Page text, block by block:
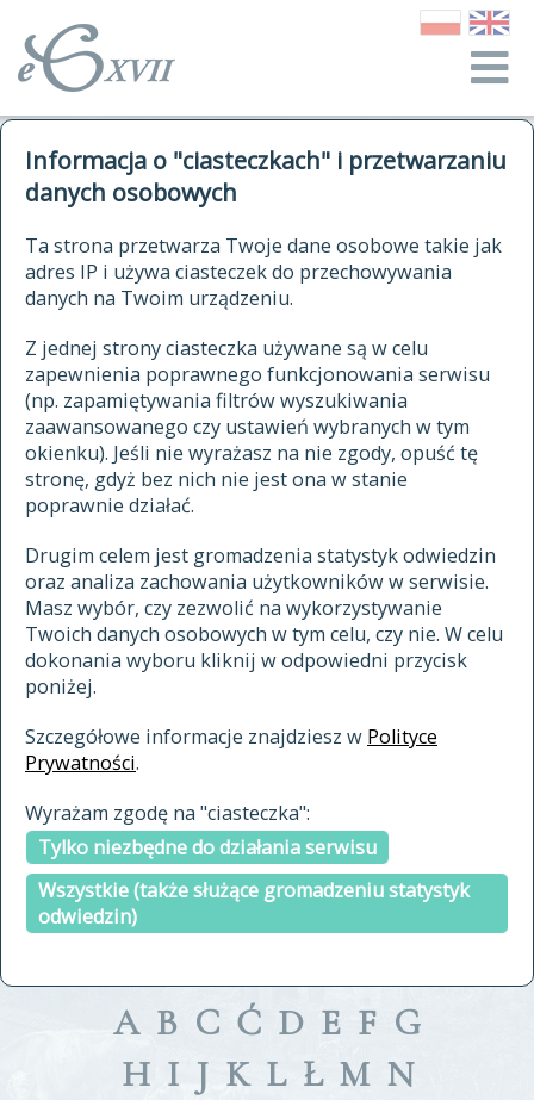
Informacja o "ciasteczkach" i przetwarzaniu
danych osobowych
Ta strona przetwarza Twoje dane osobowe takie jak
adres IP i używa ciasteczek do przechowywania
danych na Twoim urządzeniu.
Z jednej strony ciasteczka używane są w celu
zapewnienia poprawnego funkcjonowania serwisu
(np. zapamiętywania filtrów wyszukiwania
zaawansowanego czy ustawień wybranych w tym
okienku). Jeśli nie wyrażasz na nie zgody, opuść tę
stronę, gdyż bez nich nie jest ona w stanie
poprawnie działać.
Drugim celem jest gromadzenia statystyk odwiedzin
oraz analiza zachowania użytkowników w serwisie.
Masz wybór, czy zezwolić na wykorzystywanie
Twoich danych osobowych w tym celu, czy nie. W celu
dokonania wyboru kliknij w odpowiedni przycisk
poniżej.
Szczegółowe informacje znajdziesz w Polityce
Prywatności.
Wyrażam zgodę na "ciasteczka":
Tylko niezbędne do działania serwisu
Wszystkie (także służące gromadzeniu statystyk
odwiedzin)
autorzy Słownika
historia
publikacje
źródła
autorzy tekstów źródłowych
zasady opracowania
statystyki
najnowsze hasła
ostatnio zmodyfikowane hasła
materiały archiwalne
cytowanie
kontakt
kwerendy
jak cytować Słownik
ELEKTRONICZNY SŁOWNIK
JĘZYKA POLSKIEGO
XVII I XVIII WIEKU
znajdź hasła
zaczynające się od
indeksie
a fronte
a tergo
A B C Ć D E F G
H I J K L Ł M N